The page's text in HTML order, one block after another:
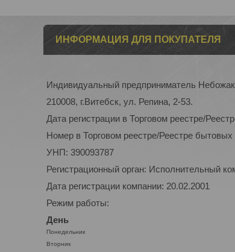
ИНФОРМАЦИЯ ДЛЯ ПОКУПАТЕЛЯ
Индивидуальный предприниматель
210008, г.Витебск, ул. Репина, 2-53.
Дата регистрации в Торговом реестре/
Номер в Торговом реестре/Реестре
УНП: 390093787
Регистрационный орган: Исполнительный
Дата регистрации компании: 20.02.2001
Режим работы:
День
Понедельник
Вторник